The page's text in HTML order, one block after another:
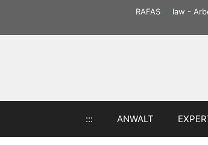
RAFAS ::: law -
::: ANWALT